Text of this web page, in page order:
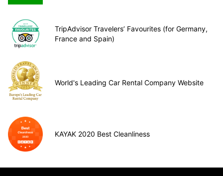
TripAdvisor Travelers’ Favourites (for Germany,
France and Spain)
World's Leading Car Rental Company Website
KAYAK 2020 Best Cleanliness